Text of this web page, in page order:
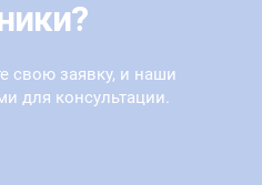
свою заявку, и наши
для консультации.